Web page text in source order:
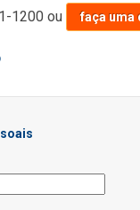
1200 ou faça uma